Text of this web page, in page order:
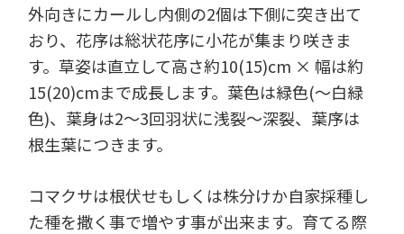
外向きにカールし内側の2個は下側に突き出て
おり、花序は総状花序に小花が集まり咲きま
す。草姿は直立して高さ約10(15)cm × 幅は約
15(20)cmまで成長します。葉色は緑色(～白緑
色)、葉身は2～3回羽状に浅裂～深裂、葉序は
根生葉につきます。
コマクサは根伏せもしくは株分けか自家採種し
た種を撒く事で増やす事が出来ます。育てる際